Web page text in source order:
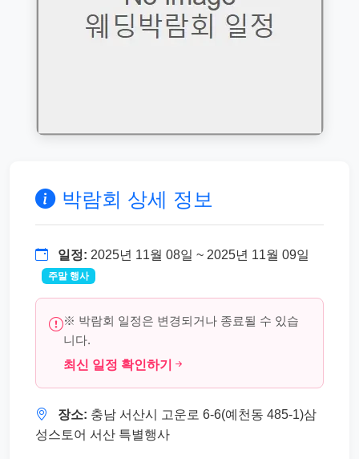
박람회 상세 정보
일정: 2025년 11월 08일 ~ 2025년 11월 09일
주말 행사
※ 박람회 일정은 변경되거나 종료될 수 있습
니다.
최신 일정 확인하기
장소: 충남 서산시 고운로 6-6(예천동 485-1)삼
성스토어 서산 특별행사